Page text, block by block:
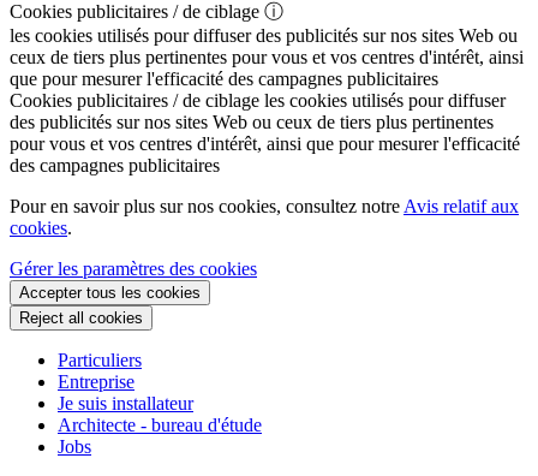
Cookies publicitaires / de ciblage ⓘ
les cookies utilisés pour diffuser des publicités sur nos sites Web ou
ceux de tiers plus pertinentes pour vous et vos centres d'intérêt, ainsi
que pour mesurer l'efficacité des campagnes publicitaires
Cookies publicitaires / de ciblage les cookies utilisés pour diffuser
des publicités sur nos sites Web ou ceux de tiers plus pertinentes
pour vous et vos centres d'intérêt, ainsi que pour mesurer l'efficacité
des campagnes publicitaires
Pour en savoir plus sur nos cookies, consultez notre Avis relatif aux
cookies.
Gérer les paramètres des cookies
Accepter tous les cookies
Reject all cookies
Particuliers
Entreprise
Je suis installateur
Architecte - bureau d'étude
Jobs